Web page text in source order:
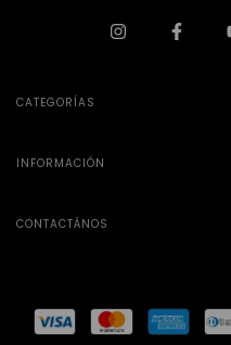
CATEGORÍAS
INFORMACIÓN
CONTACTÁNOS